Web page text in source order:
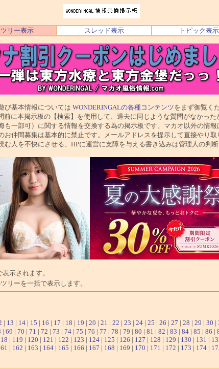
ツリー表示 スレッド表示 トピック表示
情報については WONDERINGALの各種コンテンツをまず御覧く
板の【検索】を使用して、過去に同じような質問がなかったか
に関する情報を交換する為の掲示板です。マカオ以外の情報は
は基本的に禁止です。メールアドレスを提示して直接やり取り
にさせる、HPに運営に支障を与える書き込みは管理人の判断
示されます。
リーを一括で表示します。
| 13 | 14 | 15 | 16 | 17 | 18 | 19 | 20 | 21 | 22 | 23 | 24 | 25 | 26 | 27 | 28 | 29 | 30 |
| 69 | 70 | 71 | 72 | 73 | 74 | 75 | 76 | 77 | 78 | 79 | 80 | 81 | 82 | 83 | 84 | 85 | 86 |
| 119 | 120 | 121 | 122 | 123 | 124 | 125 | 126 | 127 | 128 | 129 | 130 | 131 |
| 162 | 163 | 164 | 165 | 166 | 167 | 168 | 169 | 170 | 171 | 172 | 173 | 174 |